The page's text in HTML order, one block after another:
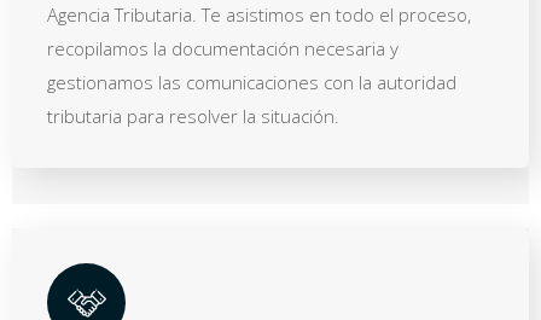
Agencia Tributaria. Te asistimos en todo el proceso,
recopilamos la documentación necesaria y
gestionamos las comunicaciones con la autoridad
tributaria para resolver la situación.